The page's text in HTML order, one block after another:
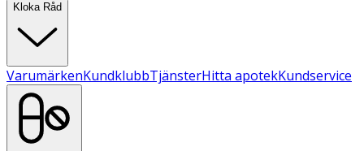
Kloka Råd
VarumärkenKundklubbTjänsterHitta apotekKundservice